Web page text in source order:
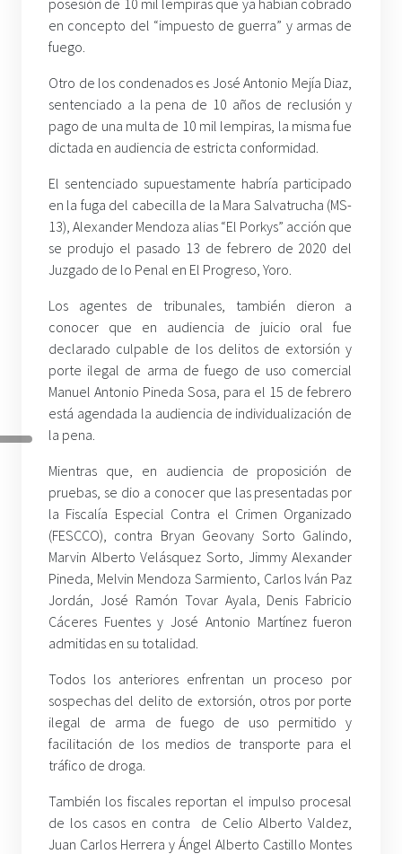
en concepto del “impuesto de guerra” y armas de
fuego.
Otro de los condenados es José Antonio Mejía Diaz,
sentenciado a la pena de 10 años de reclusión y
pago de una multa de 10 mil lempiras, la misma fue
dictada en audiencia de estricta conformidad.
El sentenciado supuestamente habría participado
en la fuga del cabecilla de la Mara Salvatrucha (MS-
13), Alexander Mendoza alias “El Porkys” acción que
se produjo el pasado 13 de febrero de 2020 del
Juzgado de lo Penal en El Progreso, Yoro.
Los agentes de tribunales, también dieron a
conocer que en audiencia de juicio oral fue
declarado culpable de los delitos de extorsión y
porte ilegal de arma de fuego de uso comercial
Manuel Antonio Pineda Sosa, para el 15 de febrero
está agendada la audiencia de individualización de
la pena.
Mientras que, en audiencia de proposición de
pruebas, se dio a conocer que las presentadas por
la Fiscalía Especial Contra el Crimen Organizado
(FESCCO), contra Bryan Geovany Sorto Galindo,
Marvin Alberto Velásquez Sorto, Jimmy Alexander
Pineda, Melvin Mendoza Sarmiento, Carlos Iván Paz
Jordán, José Ramón Tovar Ayala, Denis Fabricio
Cáceres Fuentes y José Antonio Martínez fueron
admitidas en su totalidad.
Todos los anteriores enfrentan un proceso por
sospechas del delito de extorsión, otros por porte
ilegal de arma de fuego de uso permitido y
facilitación de los medios de transporte para el
tráfico de droga.
También los fiscales reportan el impulso procesal
de los casos en contra de Celio Alberto Valdez,
Juan Carlos Herrera y Ángel Alberto Castillo Montes